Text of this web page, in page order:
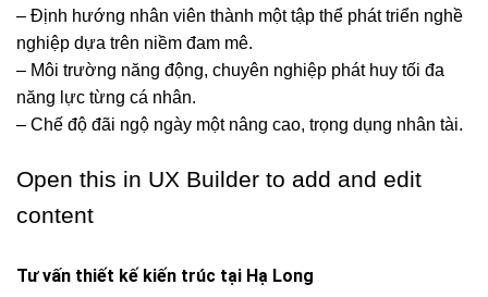
– Định hướng nhân viên thành một tập thể phát triển nghề
nghiệp dựa trên niềm đam mê.
– Môi trường năng động, chuyên nghiệp phát huy tối đa
năng lực từng cá nhân.
– Chế độ đãi ngộ ngày một nâng cao, trọng dụng nhân tài.
Open this in UX Builder to add and edit
content
Tư vấn thiết kế kiến trúc tại Hạ Long